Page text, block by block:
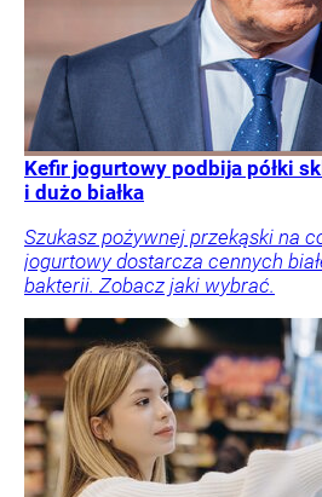
Kefir jogurtowy podbija półki
i dużo białka
Szukasz pożywnej przekąski na
jogurtowy dostarcza cennych
bakterii. Zobacz jaki wybrać.